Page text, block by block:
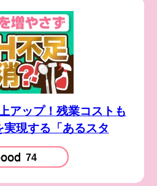
アップ！残業コストも
現する「あるスタ
74